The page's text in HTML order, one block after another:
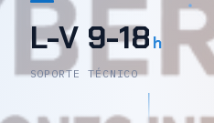
L-V 9-18 h
SOPORTE TÉCNICO